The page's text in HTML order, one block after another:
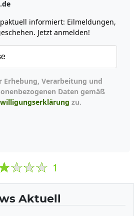
informiert: Eilmeldungen,
Jetzt anmelden!
Daten gemäß
zu.
1
Aktuell